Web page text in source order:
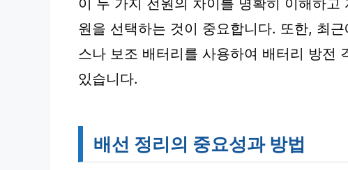
이 두 가지 전원의 차이를 명확히 이해하
원을 선택하는 것이 중요합니다. 또한, 최
스나 보조 배터리를 사용하여 배터리 방전
있습니다.
배선 정리의 중요성과 방법